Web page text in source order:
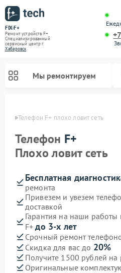
FIX-F+
Ремонт устройств F+
Специализированный
cервисный центр г.
Хабаровск
Мы ремонтируем
Телефон F+ плохо ловит сеть
Телефон F+
Плохо ловит сеть
Бесплатная
ремонта
Привезем и увезем
доставкой
Гарантия на наши
F+до 3-х лет
Срочный ремонт
Скидка для вас до 20%
Получите 1500 рублей на
Оригинальные